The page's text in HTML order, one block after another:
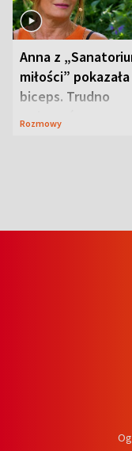
Anna z
miłości” pokazała
biceps. Trudno
uwierzyć, co
Rozmowy